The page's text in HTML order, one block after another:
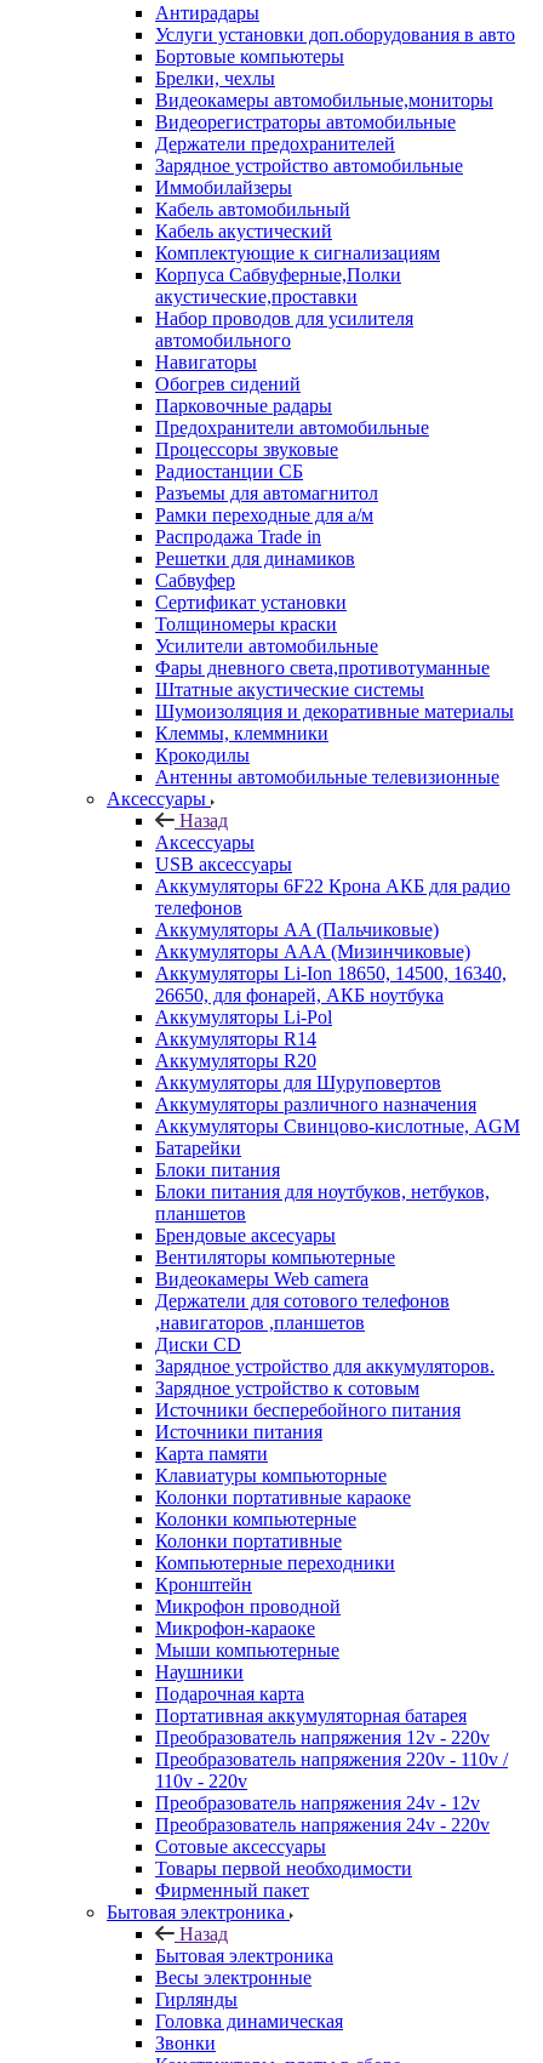
Антирадары
Услуги установки доп.оборудования в авто
Бортовые компьютеры
Брелки, чехлы
Видеокамеры автомобильные,мониторы
Видеорегистраторы автомобильные
Держатели предохранителей
Зарядное устройство автомобильные
Иммобилайзеры
Кабель автомобильный
Кабель акустический
Комплектующие к сигнализациям
Корпуса Сабвуферные,Полки
акустические,проставки
Набор проводов для усилителя
автомобильного
Навигаторы
Обогрев сидений
Парковочные радары
Предохранители автомобильные
Процессоры звуковые
Радиостанции СБ
Разъемы для автомагнитол
Рамки переходные для а/м
Распродажа Trade in
Решетки для динамиков
Сабвуфер
Сертификат установки
Толщиномеры краски
Усилители автомобильные
Фары дневного света,противотуманные
Штатные акустические системы
Шумоизоляция и декоративные материалы
Клеммы, клеммники
Крокодилы
Антенны автомобильные телевизионные
Аксессуары
Назад
Аксессуары
USB аксессуары
Аккумуляторы 6F22 Крона АКБ для радио
телефонов
Аккумуляторы AA (Пальчиковые)
Аккумуляторы AAA (Мизинчиковые)
Аккумуляторы Li-Ion 18650, 14500, 16340,
26650, для фонарей, АКБ ноутбука
Аккумуляторы Li-Pol
Аккумуляторы R14
Аккумуляторы R20
Аккумуляторы для Шуруповертов
Аккумуляторы различного назначения
Аккумуляторы Свинцово-кислотные, AGM
Батарейки
Блоки питания
Блоки питания для ноутбуков, нетбуков,
планшетов
Брендовые аксесуары
Вентиляторы компьютерные
Видеокамеры Web camera
Держатели для сотового телефонов
,навигаторов ,планшетов
Диски CD
Зарядное устройство для аккумуляторов.
Зарядное устройство к сотовым
Источники бесперебойного питания
Источники питания
Карта памяти
Клавиатуры компьюторные
Колонки портативные караоке
Колонки компьютерные
Колонки портативные
Компьютерные переходники
Кронштейн
Микрофон проводной
Микрофон-караоке
Мыши компьютерные
Наушники
Подарочная карта
Портативная аккумуляторная батарея
Преобразователь напряжения 12v - 220v
Преобразователь напряжения 220v - 110v /
110v - 220v
Преобразователь напряжения 24v - 12v
Преобразователь напряжения 24v - 220v
Сотовые аксессуары
Товары первой необходимости
Фирменный пакет
Бытовая электроника
Назад
Бытовая электроника
Весы электронные
Гирлянды
Головка динамическая
Звонки